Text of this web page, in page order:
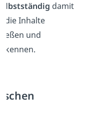
selbstständig damit
die Inhalte
und